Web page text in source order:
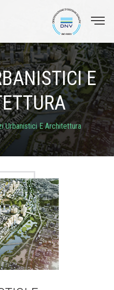
E
Urbanistici E Architettura